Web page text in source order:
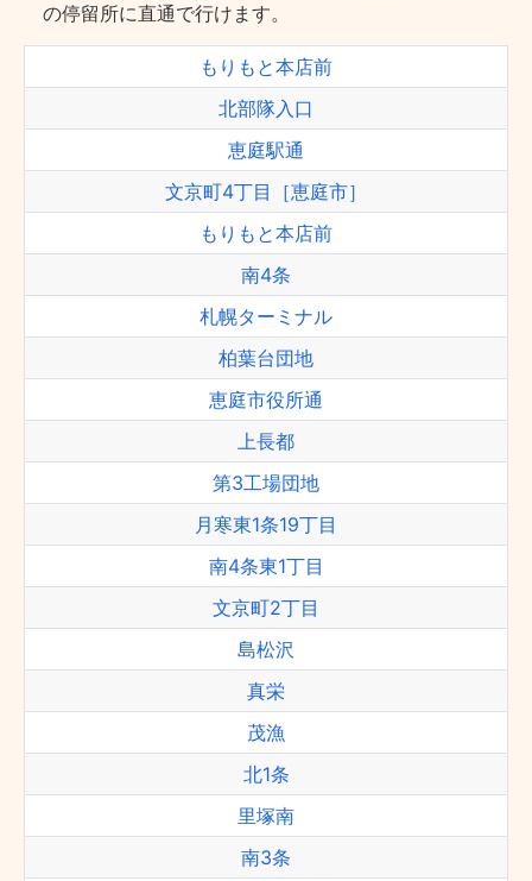
の停留所に直通で行けます。
もりもと本店前
北部隊入口
恵庭駅通
文京町4丁目［恵庭市］
もりもと本店前
南4条
札幌ターミナル
柏葉台団地
恵庭市役所通
上長都
第3工場団地
月寒東1条19丁目
南4条東1丁目
文京町2丁目
島松沢
真栄
茂漁
北1条
里塚南
南3条